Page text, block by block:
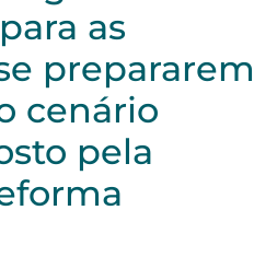
as
prepararem
cenário
pela